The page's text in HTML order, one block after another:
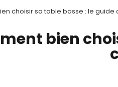
choisir sa table basse : le guide
bien